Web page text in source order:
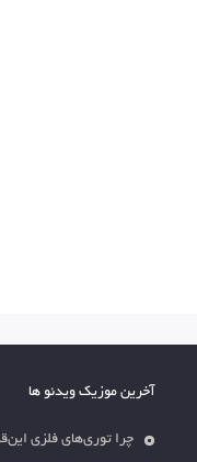
آخرین موزیک ویدئو ها
چرا توری‌های فلزی